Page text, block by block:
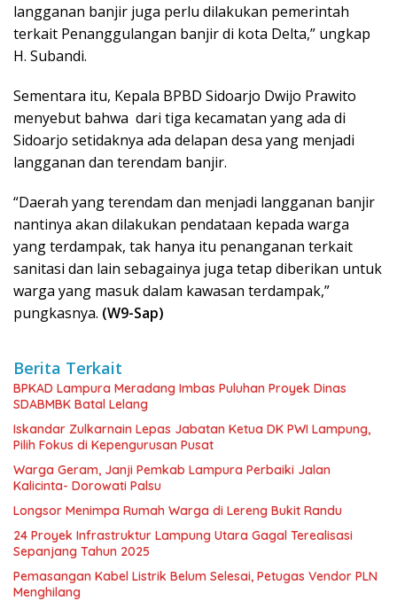
langganan banjir juga perlu dilakukan pemerintah
terkait Penanggulangan banjir di kota Delta,” ungkap
H. Subandi.
Sementara itu, Kepala BPBD Sidoarjo Dwijo Prawito
menyebut bahwa dari tiga kecamatan yang ada di
Sidoarjo setidaknya ada delapan desa yang menjadi
langganan dan terendam banjir.
“Daerah yang terendam dan menjadi langganan banjir
nantinya akan dilakukan pendataan kepada warga
yang terdampak, tak hanya itu penanganan terkait
sanitasi dan lain sebagainya juga tetap diberikan untuk
warga yang masuk dalam kawasan terdampak,”
pungkasnya. (W9-Sap)
Berita Terkait
BPKAD Lampura Meradang Imbas Puluhan Proyek Dinas
SDABMBK Batal Lelang
Iskandar Zulkarnain Lepas Jabatan Ketua DK PWI Lampung,
Pilih Fokus di Kepengurusan Pusat
Warga Geram, Janji Pemkab Lampura Perbaiki Jalan
Kalicinta- Dorowati Palsu
Longsor Menimpa Rumah Warga di Lereng Bukit Randu
24 Proyek Infrastruktur Lampung Utara Gagal Terealisasi
Sepanjang Tahun 2025
Pemasangan Kabel Listrik Belum Selesai, Petugas Vendor PLN
Menghilang